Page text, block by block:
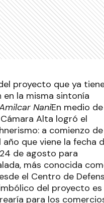
proyecto que ya
la misma sintonía
NaniEn medio de
Alta logró el
a comienzo de
que viene la fecha
de agosto para
más conocida
el Centro de
del proyecto es
para los